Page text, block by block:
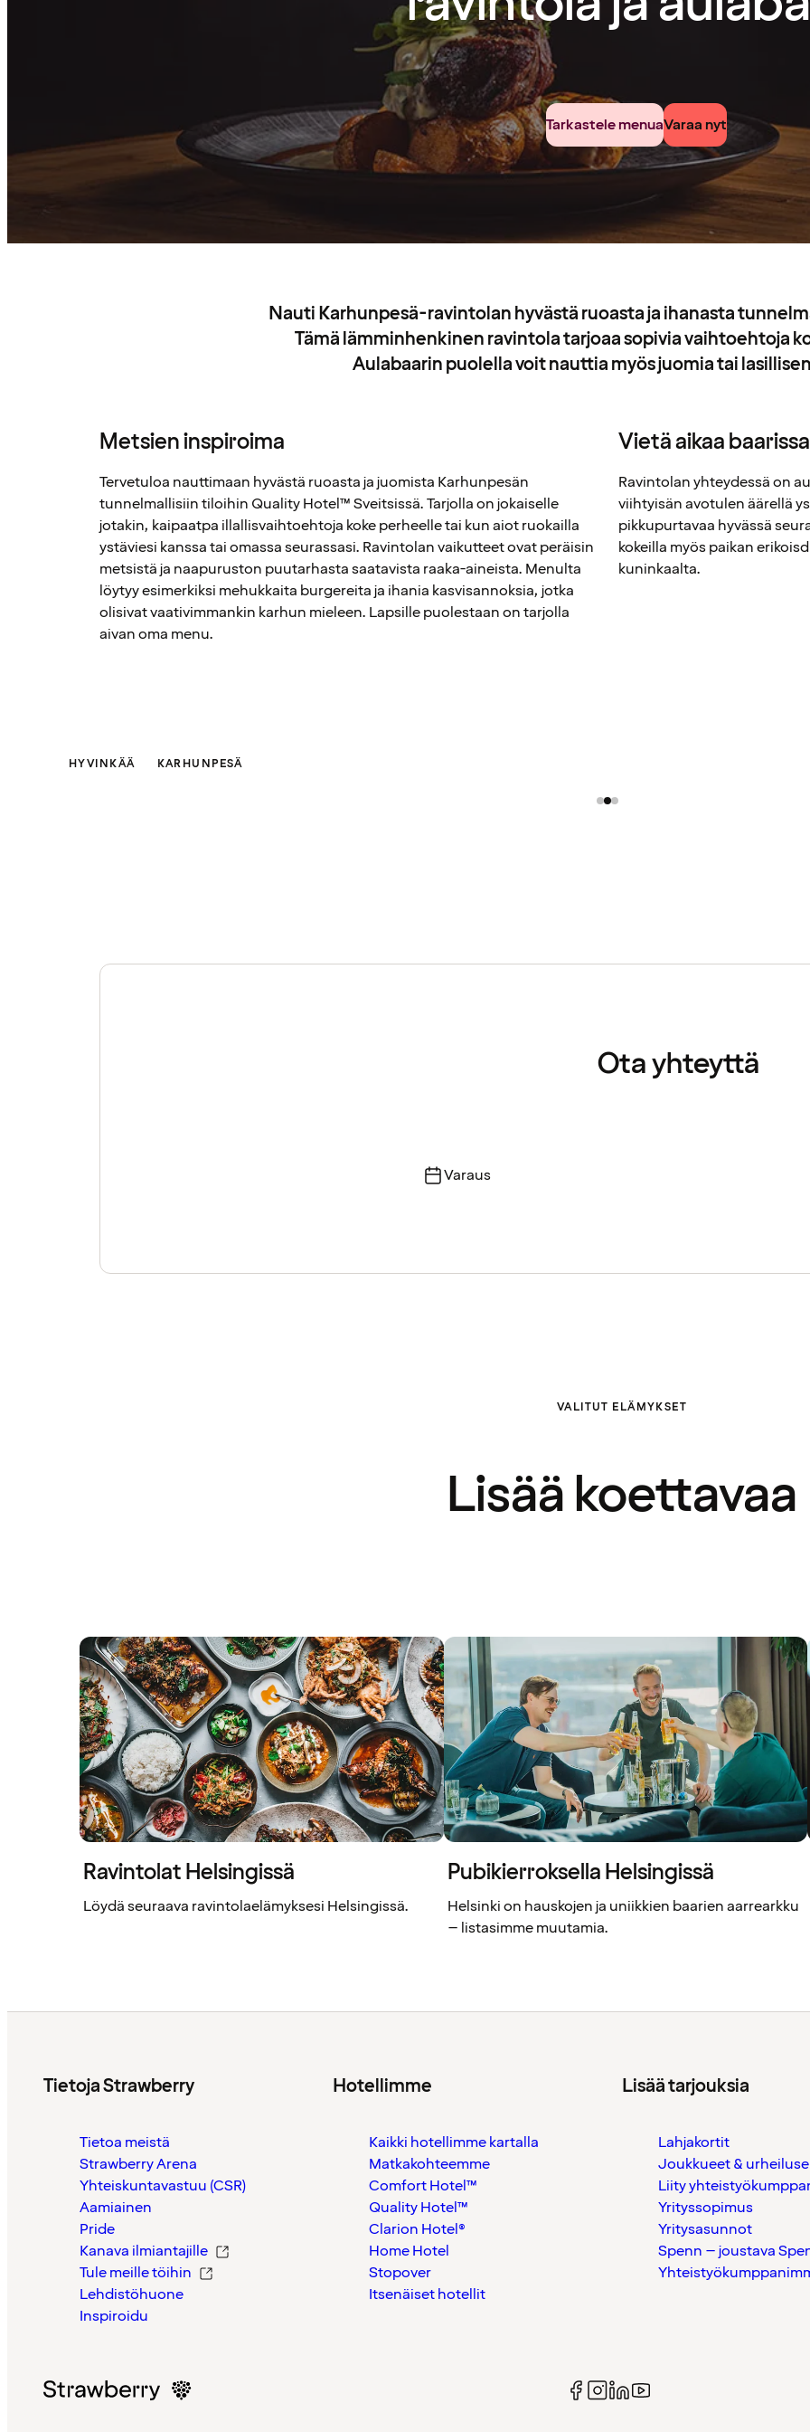
Tarkastele menuaVaraa nyt
Nauti Karhunpesä-ravintolan hyvästä ruoasta ja ihanasta
Tämä lämminhenkinen ravintola tarjoaa sopivia vaihtoehtoja
Aulabaarin puolella voit nauttia myös juomia tai
Metsien inspiroima
Tervetuloa nauttimaan hyvästä ruoasta ja juomista Karhunpesän
tunnelmallisiin tiloihin Quality Hotel™ Sveitsissä. Tarjolla on jokaiselle
jotakin, kaipaatpa illallisvaihtoehtoja koke perheelle tai kun aiot ruokailla
ystäviesi kanssa tai omassa seurassasi. Ravintolan vaikutteet ovat peräisin
metsistä ja naapuruston puutarhasta saatavista raaka-aineista. Menulta
löytyy esimerkiksi mehukkaita burgereita ja ihania kasvisannoksia, jotka
olisivat vaativimmankin karhun mieleen. Lapsille puolestaan on tarjolla
aivan oma menu.
Vietä aikaa baarissa
Ravintolan yhteydessä on
viihtyisän avotulen äärellä
pikkupurtavaa hyvässä
kokeilla myös paikan
kuninkaalta.
HYVINKÄÄ KARHUNPESÄ
Ota yhteyttä
Varaus
VALITUT ELÄMYKSET
Lisää koettavaa
Ravintolat Helsingissä
Löydä seuraava ravintolaelämyksesi Helsingissä.
Pubikierroksella Helsingissä
Helsinki on hauskojen ja uniikkien baarien aarrearkku
– listasimme muutamia.
Tietoja Strawberry
Tietoa meistä
Strawberry Arena
Yhteiskuntavastuu (CSR)
Aamiainen
Pride
Kanava ilmiantajille
Tule meille töihin
Lehdistöhuone
Inspiroidu
Hotellimme
Kaikki hotellimme kartalla
Matkakohteemme
Comfort Hotel™
Quality Hotel™
Clarion Hotel®
Home Hotel
Stopover
Itsenäiset hotellit
Lisää tarjouksia
Lahjakortit
Joukkueet &
Liity
Yrityssopimus
Yritysasunnot
Spenn – joustava